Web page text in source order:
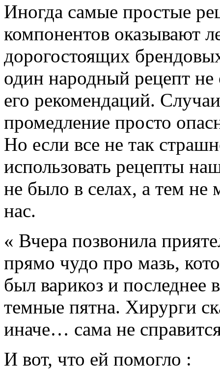
Иногда самые простые
компонентов оказывают
дорогостоящих
один народный рецепт не
его рекомендаций.
промедление просто
Но если все не так
использовать рецепты
не было в селах, а тем
нас.
« Вчера позвонила
прямо чудо про мазь,
был варикоз и последнее
темные пятна. Хирурги
иначе… сама не
И вот, что ей помогло :